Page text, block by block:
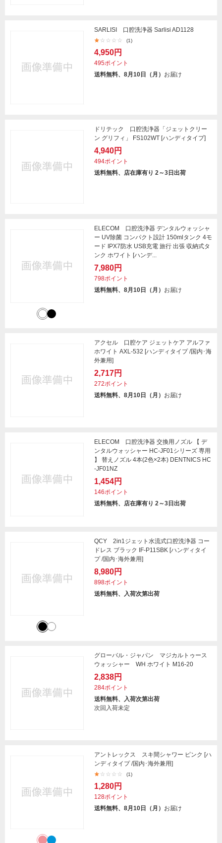
SARLISI 口腔洗浄器 Sarlisi AD1128
(1)
4,950円
495ポイント
送料無料、8月10日（月） お届け
ドリテック 口腔洗浄器「ジェットクリー
ン グリフィ」 FS102WT [ハンディタイプ]
4,940円
494ポイント
送料無料、店在庫有り 2～3日出荷
ELECOM 口腔洗浄器 デンタルウォッシャ
ー UV除菌 コンパクト設計 150mlタンク 4モ
ード IPX7防水 USB充電 旅行 出張 収納式タ
ンク ホワイト [ハンデ...
7,980円
798ポイント
送料無料、8月10日（月） お届け
アクセル 口腔ケア ジェットケア アルファ
ホワイト AXL-532 [ハンディタイプ /国内･海
外兼用]
2,717円
272ポイント
送料無料、8月10日（月） お届け
ELECOM 口腔洗浄器 交換用ノズル 【 デ
ンタルウォッシャー HC-JF01シリーズ 専用
】 替えノズル 4本(2色×2本) DENTNICS HC
-JF01NZ
1,454円
146ポイント
送料無料、店在庫有り 2～3日出荷
QCY 2in1ジェット水流式口腔洗浄器 コー
ドレス ブラック IF-P11SBK [ハンディタイ
プ /国内･海外兼用]
8,980円
898ポイント
送料無料、入荷次第出荷
グローバル・ジャパン マジカルトゥース
ウォッシャー WH ホワイト M16-20
2,838円
284ポイント
送料無料、入荷次第出荷
次回入荷未定
アントレックス スキ間シャワー ピンク [ハ
ンディタイプ /国内･海外兼用]
(1)
1,280円
128ポイント
送料無料、8月10日（月） お届け